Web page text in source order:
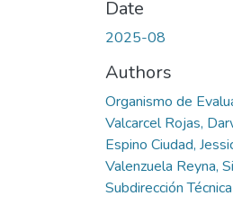
Date
2025-08
Authors
Organismo de
Valcarcel Rojas,
Espino Ciudad,
Valenzuela Reyna,
Subdirección